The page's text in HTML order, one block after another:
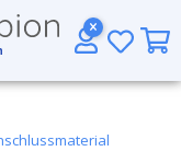
verschickt